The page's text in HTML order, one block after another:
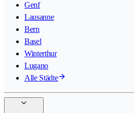
Genf
Lausanne
Bern
Basel
Winterthur
Lugano
Alle Städte